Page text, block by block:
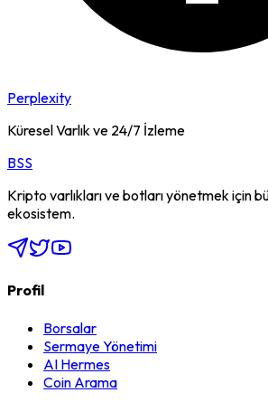
Perplexity
Küresel Varlık ve 24/7 İzleme
BSS
Kripto varlıkları ve botları yönetmek için
ekosistem.
Profil
Borsalar
Sermaye Yönetimi
AI Hermes
Coin Arama